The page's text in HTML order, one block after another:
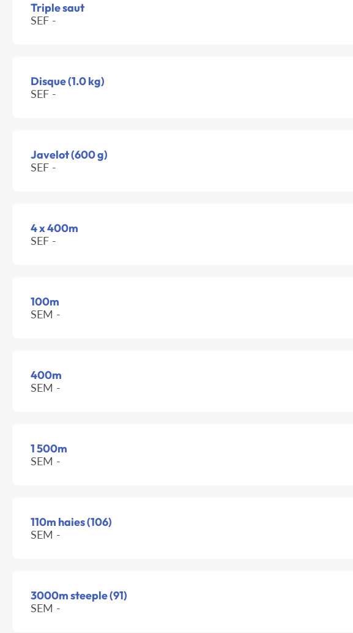
Triple saut
SEF -
Disque (1.0 kg)
SEF -
Javelot (600 g)
SEF -
4 x 400m
SEF -
100m
SEM -
400m
SEM -
1 500m
SEM -
110m haies (106)
SEM -
3000m steeple (91)
SEM -